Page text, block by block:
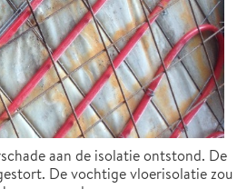
aan de isolatie ontstond. De
De vochtige vloerisolatie zou